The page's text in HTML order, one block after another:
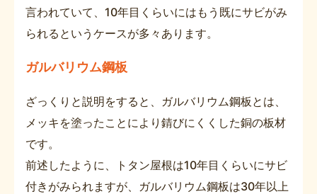
言われていて、10年目くらいにはもう既にサビがみ
られるというケースが多々あります。
ガルバリウム鋼板
ざっくりと説明をすると、ガルバリウム鋼板とは、
メッキを塗ったことにより錆びにくくした銅の板材
です。
前述したように、トタン屋根は10年目くらいにサビ
付きがみられますが、ガルバリウム鋼板は30年以上